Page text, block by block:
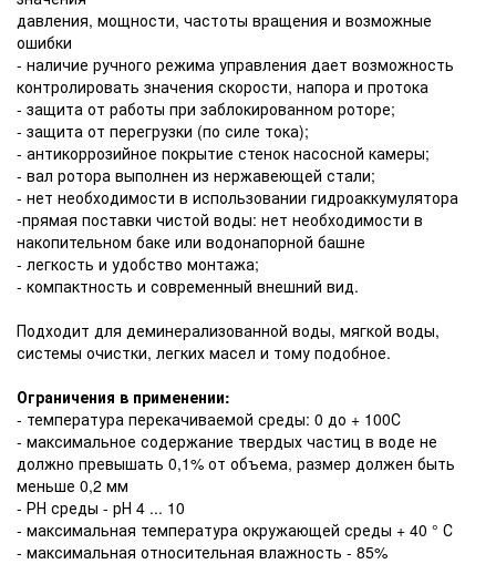
давления, мощности, частоты вращения и возможные
ошибки
- наличие ручного режима управления дает возможность
контролировать значения скорости, напора и протока
- защита от работы при заблокированном роторе;
- защита от перегрузки (по силе тока);
- антикоррозийное покрытие стенок насосной камеры;
- вал ротора выполнен из нержавеющей стали;
- нет необходимости в использовании гидроаккумулятора
-прямая поставки чистой воды: нет необходимости в
накопительном баке или водонапорной башне
- легкость и удобство монтажа;
- компактность и современный внешний вид.
Подходит для деминерализованной воды, мягкой воды,
системы очистки, легких масел и тому подобное.
Ограничения в применении:
- температура перекачиваемой среды: 0 до + 100С
- максимальное содержание твердых частиц в воде не
должно превышать 0,1% от объема, размер должен быть
меньше 0,2 мм
- РН среды - рН 4 ... 10
- максимальная температура окружающей среды + 40 ° С
- максимальная относительная влажность - 85%